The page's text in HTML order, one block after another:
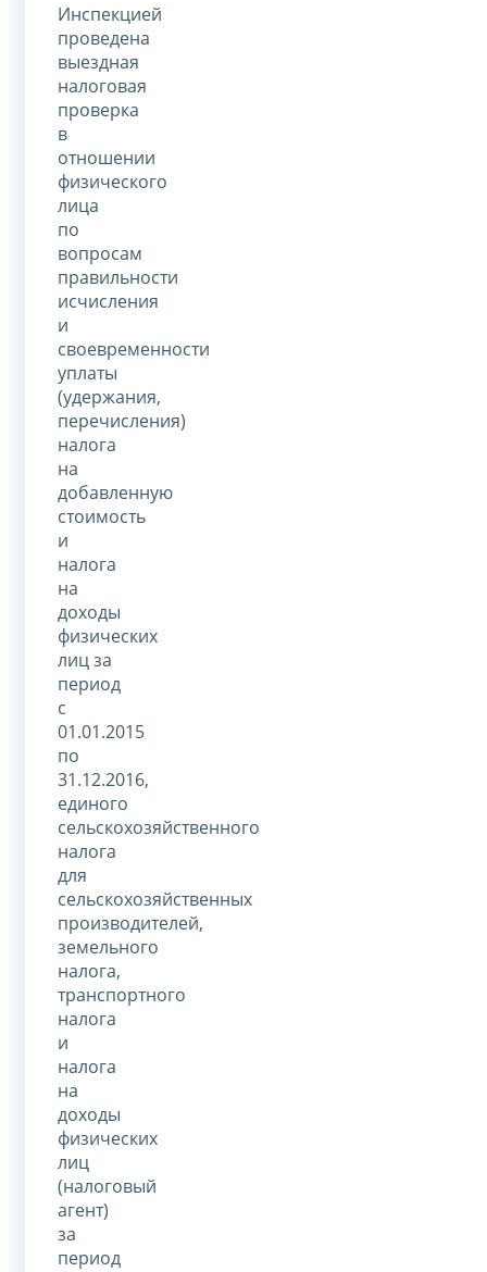
Инспекцией
проведена
выездная
налоговая
проверка
в
отношении
физического
лица
по
вопросам
правильности
исчисления
и
своевременности
уплаты
(удержания,
перечисления)
налога
на
добавленную
стоимость
и
налога
на
доходы
физических
лиц за
период
с
01.01.2015
по
31.12.2016,
единого
сельскохозяйственного
налога
для
сельскохозяйственных
производителей,
земельного
налога,
транспортного
налога
и
налога
на
доходы
физических
лиц
(налоговый
агент)
за
период